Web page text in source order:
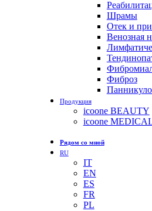
Шрамы
Отек и
Венозная
Фиброз
Продукция
icoone BEAUTY
icoone
Рядом со мной
RU
IT
EN
ES
FR
PL